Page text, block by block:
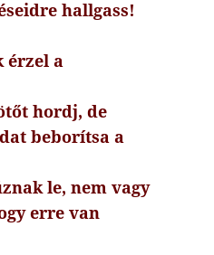
hallgass!
érzel a
hordj, de
beborítsa a
le, nem vagy
erre van